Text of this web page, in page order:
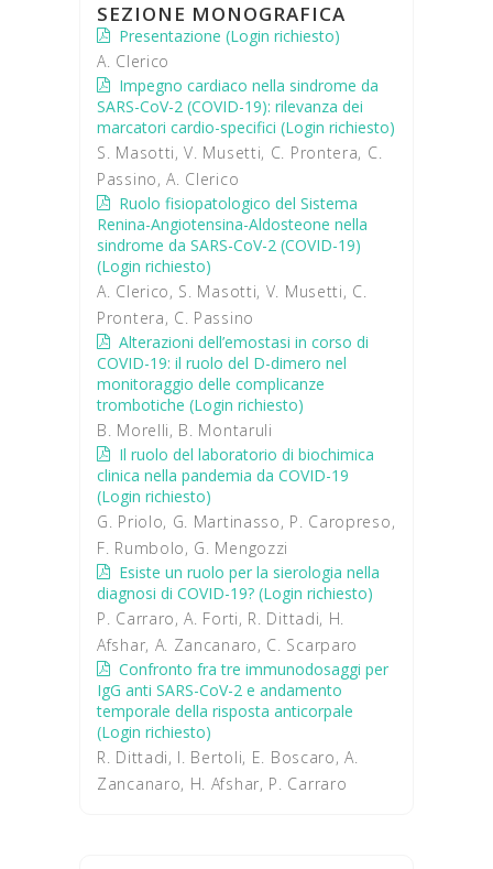
SEZIONE MONOGRAFICA
Presentazione (Login richiesto)
A. Clerico
Impegno cardiaco nella sindrome da
SARS-CoV-2 (COVID-19): rilevanza dei
marcatori cardio-specifici (Login richiesto)
S. Masotti, V. Musetti, C. Prontera, C.
Passino, A. Clerico
Ruolo fisiopatologico del Sistema
Renina-Angiotensina-Aldosteone nella
sindrome da SARS-CoV-2 (COVID-19)
(Login richiesto)
A. Clerico, S. Masotti, V. Musetti, C.
Prontera, C. Passino
Alterazioni dell’emostasi in corso di
COVID-19: il ruolo del D-dimero nel
monitoraggio delle complicanze
trombotiche (Login richiesto)
B. Morelli, B. Montaruli
Il ruolo del laboratorio di biochimica
clinica nella pandemia da COVID-19
(Login richiesto)
G. Priolo, G. Martinasso, P. Caropreso,
F. Rumbolo, G. Mengozzi
Esiste un ruolo per la sierologia nella
diagnosi di COVID-19? (Login richiesto)
P. Carraro, A. Forti, R. Dittadi, H.
Afshar, A. Zancanaro, C. Scarparo
Confronto fra tre immunodosaggi per
IgG anti SARS-CoV-2 e andamento
temporale della risposta anticorpale
(Login richiesto)
R. Dittadi, I. Bertoli, E. Boscaro, A.
Zancanaro, H. Afshar, P. Carraro